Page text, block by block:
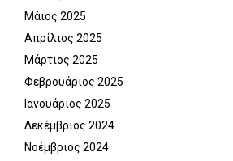
Μάιος 2025
Απρίλιος 2025
Μάρτιος 2025
Φεβρουάριος 2025
Ιανουάριος 2025
Δεκέμβριος 2024
Νοέμβριος 2024